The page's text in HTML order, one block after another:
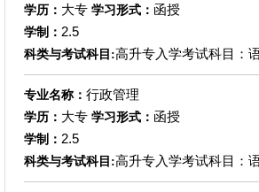
学历： 大专 学习形式： 函授
学制： 2.5
科类与考试科目:高升专入学考试科目：
专业名称： 行政管理
学历： 大专 学习形式： 函授
学制： 2.5
科类与考试科目:高升专入学考试科目：